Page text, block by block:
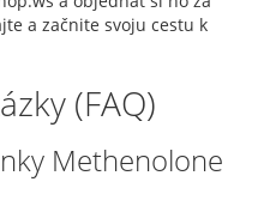
a začnite svoju cestu k
(FAQ)
Methenolone